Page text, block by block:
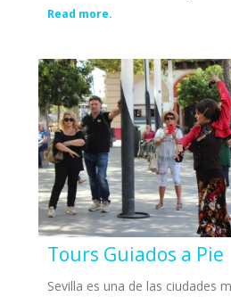
Read more.
Tours Guiados a Pie
Sevilla es una de las ciudades